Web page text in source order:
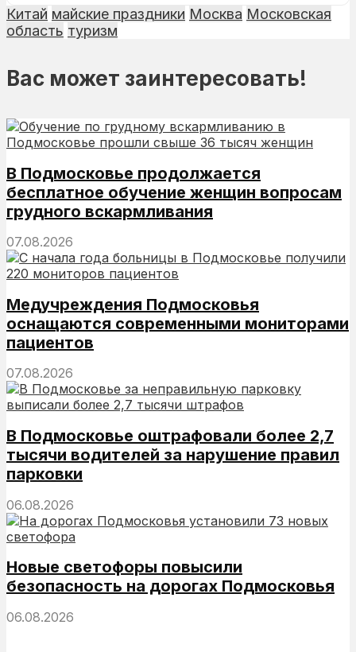
Китай майские праздники Москва Московская
область туризм
Вас может заинтересовать!
В Подмосковье продолжается
бесплатное обучение женщин вопросам
грудного вскармливания
07.08.2026
Медучреждения Подмосковья
оснащаются современными мониторами
пациентов
07.08.2026
В Подмосковье оштрафовали более 2,7
тысячи водителей за нарушение правил
парковки
06.08.2026
Новые светофоры повысили
безопасность на дорогах Подмосковья
06.08.2026